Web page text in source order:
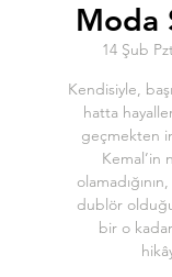
Moda
14 Şub
Kendisiyle,
hatta
geçmekten
Kemal’in
olamadığının,
dublör
bir o